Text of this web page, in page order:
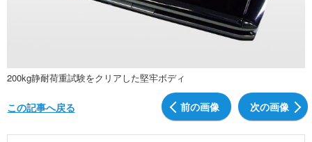
200kg静耐荷重試験をクリアした堅牢ボディ
前の画像 次の画像
この記事へ戻る